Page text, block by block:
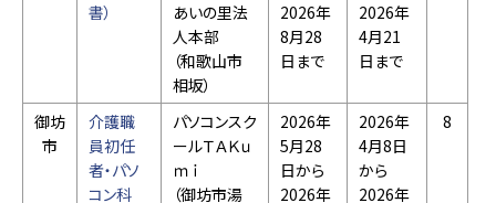
書）
あいの里法
人本部
（和歌山市
相坂）
2026年
8月28
日まで
2026年
4月21
日まで
御坊
市
介護職
員初任
者・パソ
コン科
パソコンスク
ールＴＡＫｕ
ｍｉ
（御坊市湯
2026年
5月28
日から
2026年
2026年
4月8日
から
2026年
8